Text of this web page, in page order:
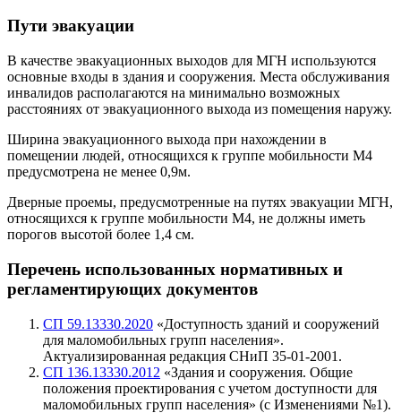
Пути эвакуации
В качестве эвакуационных выходов для МГН используются
основные входы в здания и сооружения. Места обслуживания
инвалидов располагаются на минимально возможных
расстояниях от эвакуационного выхода из помещения наружу.
Ширина эвакуационного выхода при нахождении в
помещении людей, относящихся к группе мобильности М4
предусмотрена не менее 0,9м.
Дверные проемы, предусмотренные на путях эвакуации МГН,
относящихся к группе мобильности М4, не должны иметь
порогов высотой более 1,4 см.
Перечень использованных нормативных и
регламентирующих документов
СП 59.13330.2020 «Доступность зданий и сооружений
для маломобильных групп населения».
Актуализированная редакция СНиП 35-01-2001.
СП 136.13330.2012 «Здания и сооружения. Общие
положения проектирования с учетом доступности для
маломобильных групп населения» (с Изменениями №1).